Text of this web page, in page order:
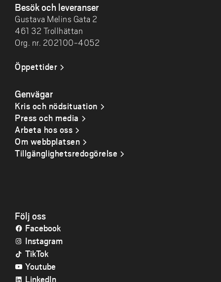
Besök och leveranser
Gustava Melins Gata 2
461 32 Trollhättan
Org. nr. 202100-4052
Öppettider
Genvägar
Kris och nödsituation
Press och media
Arbeta hos oss
Om webbplatsen
Tillgänglighetsredogörelse
Följ oss
Facebook
Instagram
TikTok
Youtube
LinkedIn